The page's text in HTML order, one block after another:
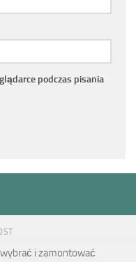
podczas pisania
i zamontować